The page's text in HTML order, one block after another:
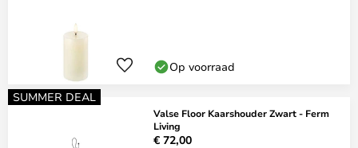
Op voorraad
SUMMER DEAL
Valse Floor Kaarshouder Zwart - Ferm
Living
€ 72,00